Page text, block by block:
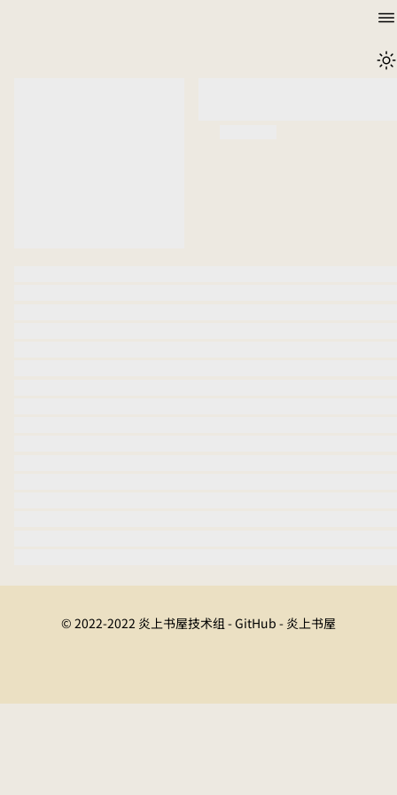
© 2022-2022 炎上书屋技术组 - GitHub - 炎上书屋